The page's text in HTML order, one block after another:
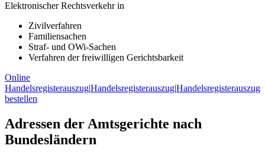
Elektronischer Rechtsverkehr in
Zivilverfahren
Familiensachen
Straf- und OWi-Sachen
Verfahren der freiwilligen Gerichtsbarkeit
Online
Handelsregisterauszug|Handelsregisterauszug|Handelsregisterauszug
bestellen
Adressen der Amtsgerichte nach
Bundesländern